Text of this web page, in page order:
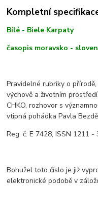
Kompletní
Bílé - Biele Karpaty
časopis moravsko -
Pravidelné rubriky o
výchově a životním
CHKO, rozhovor s
vtipná pohádka Pavla
Reg. č. E 7428, ISSN 1211 -
Bohužel toto číslo je již
elektronické podobě v